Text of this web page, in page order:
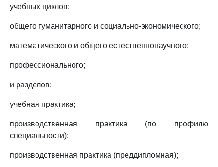
учебных циклов:
общего гуманитарного и социально-экономического;
математического и общего естественнонаучного;
профессионального;
и разделов:
учебная практика;
производственная практика (по профилю
специальности);
производственная практика (преддипломная);